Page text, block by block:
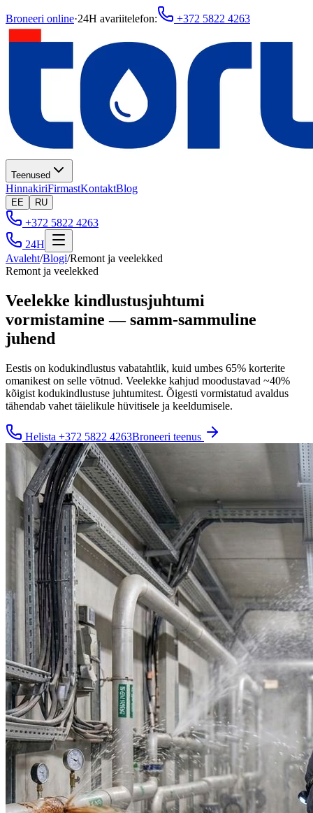
Broneeri online·24H avariitelefon: +372 5822 4263
Teenused
HinnakiriFirmastKontaktBlog
EE RU
+372 5822 4263
24H
Avaleht/Blogi/Remont ja veelekked
Remont ja veelekked
Veelekke kindlustusjuhtumi
vormistamine — samm-sammuline
juhend
Eestis on kodukindlustus vabatahtlik, kuid umbes 65% korterite
omanikest on selle võtnud. Veelekke kahjud moodustavad ~40%
kõigist kodukindlustuse juhtumitest. Õigesti vormistatud avaldus
tähendab vahet täielikule hüvitisele ja keeldumisele.
Helista +372 5822 4263Broneeri teenus